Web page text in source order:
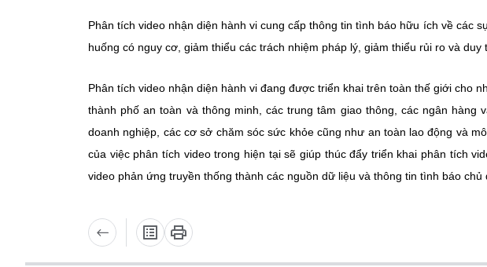
Phân tích video nhận diện hành vi cung cấp thông tin tình báo hữu ích về các
huống có nguy cơ, giảm thiểu các trách nhiệm pháp lý, giảm thiểu rủi ro và duy
Phân tích video nhận diện hành vi đang được triển khai trên toàn thế giới cho
thành phố an toàn và thông minh, các trung tâm giao thông, các ngân hàng
doanh nghiệp, các cơ sở chăm sóc sức khỏe cũng như an toàn lao động và
của việc phân tích video trong hiện tại sẽ giúp thúc đẩy triển khai phân tích
video phản ứng truyền thống thành các nguồn dữ liệu và thông tin tình báo chủ